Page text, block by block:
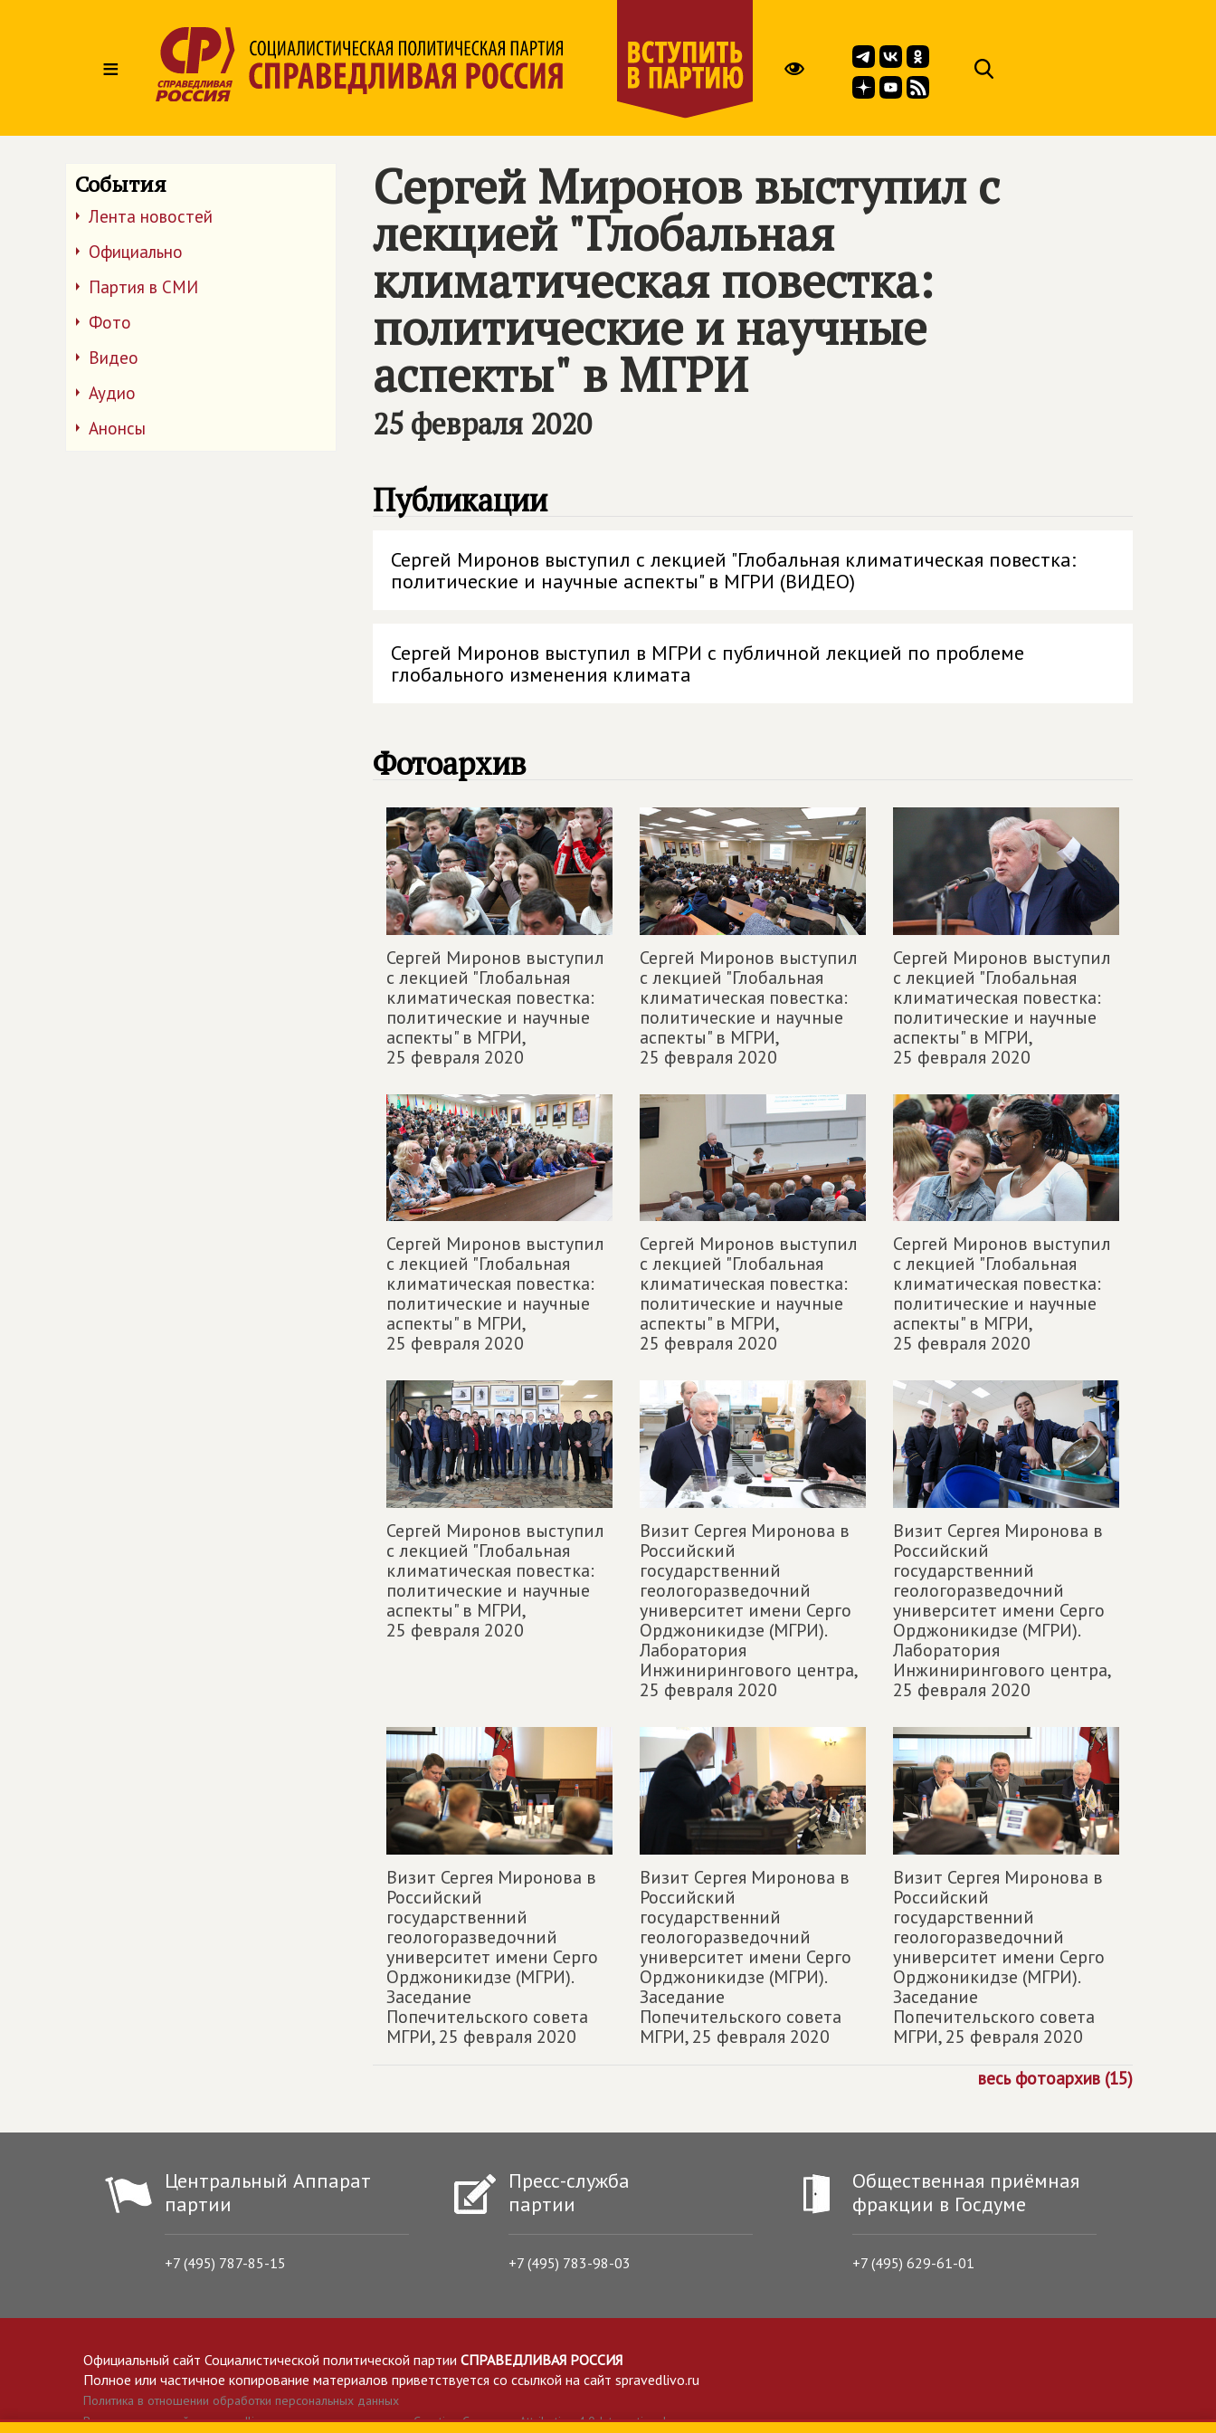
≡
События
Лента новостей
Официально
Партия в СМИ
Фото
Видео
Аудио
Анонсы
Сергей Миронов выступил с
лекцией "Глобальная
климатическая повестка:
политические и научные
аспекты" в МГРИ
25 февраля 2020
Публикации
Сергей Миронов выступил с лекцией "Глобальная климатическая повестка:
политические и научные аспекты" в МГРИ (ВИДЕО)
Сергей Миронов выступил в МГРИ с публичной лекцией по проблеме
глобального изменения климата
Фотоархив
Сергей Миронов выступил
с лекцией "Глобальная
климатическая повестка:
политические и научные
аспекты" в МГРИ,
25 февраля 2020
Сергей Миронов выступил
с лекцией "Глобальная
климатическая повестка:
политические и научные
аспекты" в МГРИ,
25 февраля 2020
Сергей Миронов выступил
с лекцией "Глобальная
климатическая повестка:
политические и научные
аспекты" в МГРИ,
25 февраля 2020
Сергей Миронов выступил
с лекцией "Глобальная
климатическая повестка:
политические и научные
аспекты" в МГРИ,
25 февраля 2020
Сергей Миронов выступил
с лекцией "Глобальная
климатическая повестка:
политические и научные
аспекты" в МГРИ,
25 февраля 2020
Сергей Миронов выступил
с лекцией "Глобальная
климатическая повестка:
политические и научные
аспекты" в МГРИ,
25 февраля 2020
Сергей Миронов выступил
с лекцией "Глобальная
климатическая повестка:
политические и научные
аспекты" в МГРИ,
25 февраля 2020
Визит Сергея Миронова в
Российский
государственний
геологоразведочний
университет имени Серго
Орджоникидзе (МГРИ).
Лаборатория
Инжинирингового центра,
25 февраля 2020
Визит Сергея Миронова в
Российский
государственний
геологоразведочний
университет имени Серго
Орджоникидзе (МГРИ).
Лаборатория
Инжинирингового центра,
25 февраля 2020
Визит Сергея Миронова в
Российский
государственний
геологоразведочний
университет имени Серго
Орджоникидзе (МГРИ).
Заседание
Попечительского совета
МГРИ,25 февраля 2020
Визит Сергея Миронова в
Российский
государственний
геологоразведочний
университет имени Серго
Орджоникидзе (МГРИ).
Заседание
Попечительского совета
МГРИ,25 февраля 2020
Визит Сергея Миронова в
Российский
государственний
геологоразведочний
университет имени Серго
Орджоникидзе (МГРИ).
Заседание
Попечительского совета
МГРИ,25 февраля 2020
весь фотоархив (15)
Центральный Аппарат
партии
+7 (495) 787-85-15
Пресс-служба
партии
+7 (495) 783-98-03
Общественная приёмная
фракции в Госдуме
+7 (495) 629-61-01
Официальный сайт Социалистической политической партии СПРАВЕДЛИВАЯ РОССИЯ
Полное или частичное копирование материалов приветствуется со ссылкой на сайт spravedlivo.ru
Политика в отношении обработки персональных данных
Все материалы сайта spravedlivo.ru доступны по лицензии Creative Commons Attribution 4.0 International